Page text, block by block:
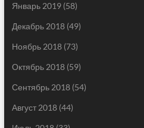
Январь 2019(58)
Декабрь 2018(49)
Ноябрь 2018(73)
Октябрь 2018(59)
Сентябрь 2018(54)
Август 2018(44)